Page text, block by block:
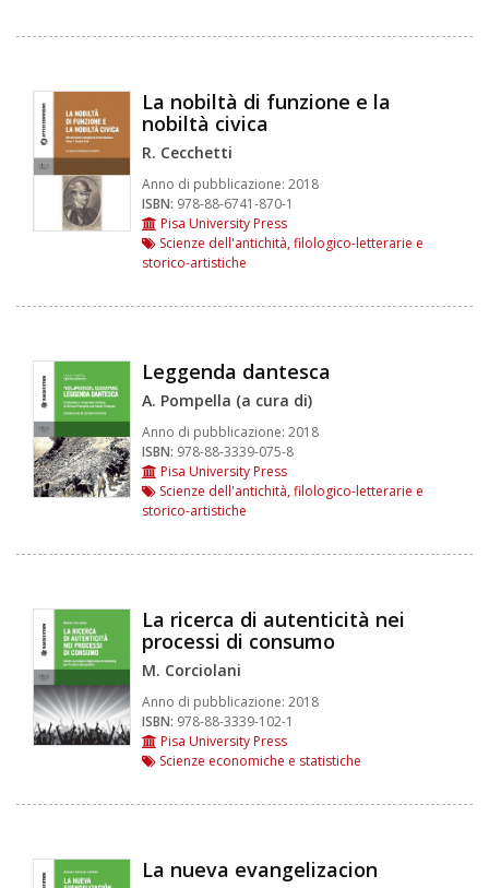
La nobiltà di funzione e la
nobiltà civica
R. Cecchetti
Anno di pubblicazione: 2018
ISBN: 978-88-6741-870-1
Pisa University Press
Scienze dell'antichità, filologico-letterarie e
storico-artistiche
Leggenda dantesca
A. Pompella (a cura di)
Anno di pubblicazione: 2018
ISBN: 978-88-3339-075-8
Pisa University Press
Scienze dell'antichità, filologico-letterarie e
storico-artistiche
La ricerca di autenticità nei
processi di consumo
M. Corciolani
Anno di pubblicazione: 2018
ISBN: 978-88-3339-102-1
Pisa University Press
Scienze economiche e statistiche
La nueva evangelizacion